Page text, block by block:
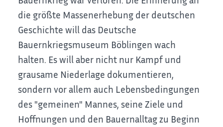
die größte Massenerhebung der deutschen
Geschichte will das Deutsche
Bauernkriegsmuseum Böblingen wach
halten. Es will aber nicht nur Kampf und
grausame Niederlage dokumentieren,
sondern vor allem auch Lebensbedingungen
des "gemeinen" Mannes, seine Ziele und
Hoffnungen und den Bauernalltag zu Beginn